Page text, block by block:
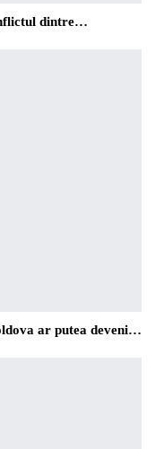
dintre…
ar putea deveni…